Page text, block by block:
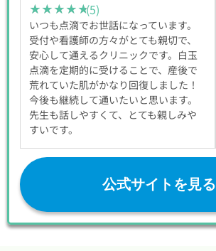
★★★★★
★★★★★(5)
いつも点滴でお世話になっています。
受付や看護師の方々がとても親切で、
安心して通えるクリニックです。白玉
点滴を定期的に受けることで、産後で
荒れていた肌がかなり回復しました！
今後も継続して通いたいと思います。
先生も話しやすくて、とても親しみや
すいです。
公式サイトを見る